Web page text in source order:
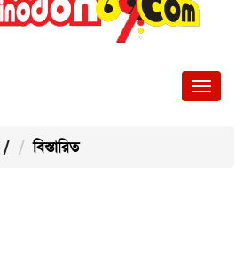
/ বিস্তারিত